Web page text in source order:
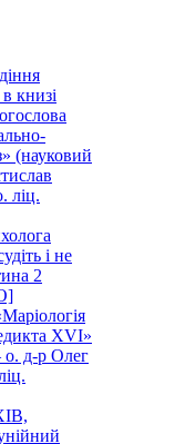
книзі
(науковий
ліц.
і не
2
XVI»
о. д-р Олег